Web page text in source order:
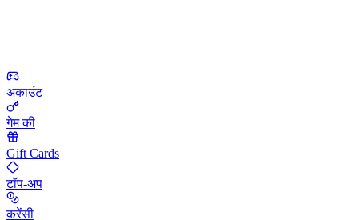
अकाउंट
गेम की
Gift Cards
टॉप-अप
करेंसी